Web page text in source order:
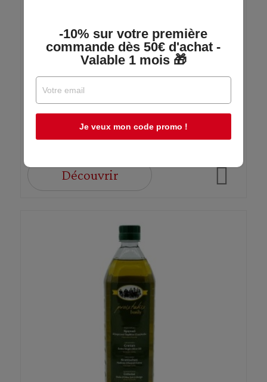
Huile D'olive Extra Vierge De Crète - Bidon
5L
proistakis
Sur commande : 15 à 20 jours
104,99 €
Découvrir
-10% sur votre première
commande dès 50€ d'achat -
Valable 1 mois 🎁
Je veux mon code promo !